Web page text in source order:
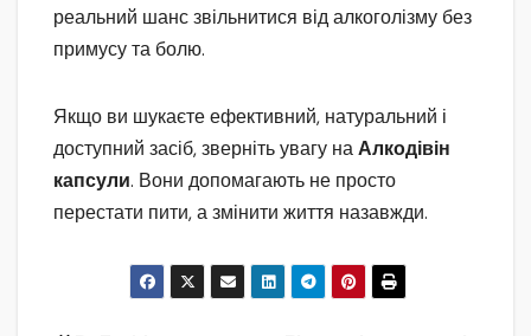
реальний шанс звільнитися від алкоголізму без
примусу та болю.
Якщо ви шукаєте ефективний, натуральний і
доступний засіб, зверніть увагу наАлкодівін
капсули. Вони допомагають не просто
перестати пити, а змінити життя назавжди.